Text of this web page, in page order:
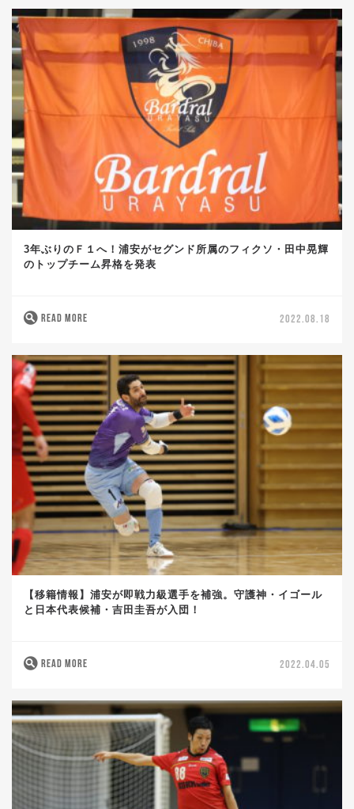
3年ぶりのＦ１へ！浦安がセグンド所属のフィクソ・田中晃輝
のトップチーム昇格を発表
READ MORE 2022.08.18
【移籍情報】浦安が即戦力級選手を補強。守護神・イゴール
と日本代表候補・吉田圭吾が入団！
READ MORE 2022.04.05